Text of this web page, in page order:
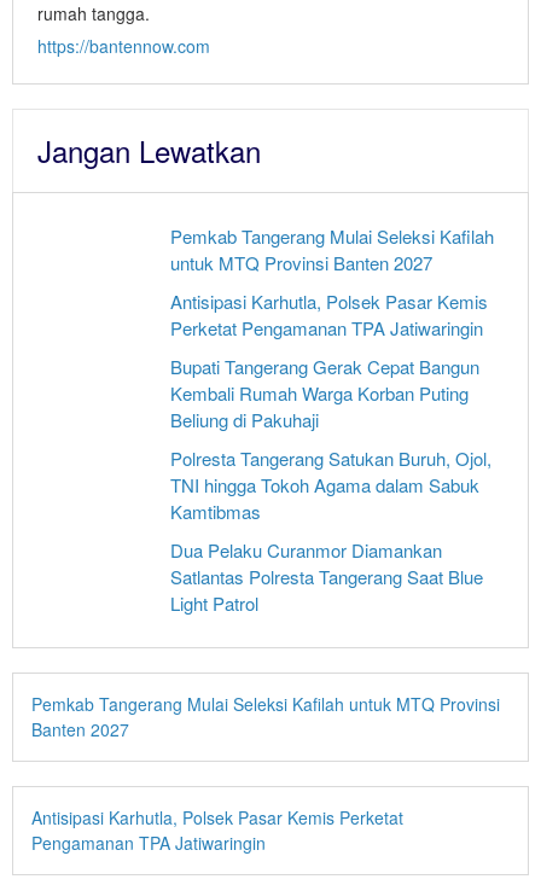
rumah tangga.
https://bantennow.com
Jangan Lewatkan
Pemkab Tangerang Mulai Seleksi Kafilah
untuk MTQ Provinsi Banten 2027
Antisipasi Karhutla, Polsek Pasar Kemis
Perketat Pengamanan TPA Jatiwaringin
Bupati Tangerang Gerak Cepat Bangun
Kembali Rumah Warga Korban Puting
Beliung di Pakuhaji
Polresta Tangerang Satukan Buruh, Ojol,
TNI hingga Tokoh Agama dalam Sabuk
Kamtibmas
Dua Pelaku Curanmor Diamankan
Satlantas Polresta Tangerang Saat Blue
Light Patrol
Pemkab Tangerang Mulai Seleksi Kafilah untuk MTQ Provinsi
Banten 2027
Antisipasi Karhutla, Polsek Pasar Kemis Perketat
Pengamanan TPA Jatiwaringin